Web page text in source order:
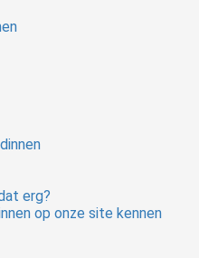
erg?
op onze site kennen